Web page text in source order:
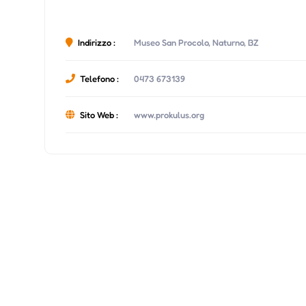
Indirizzo : Museo San Procolo, Naturno, BZ
Telefono : 0473 673139
Sito Web : www.prokulus.org